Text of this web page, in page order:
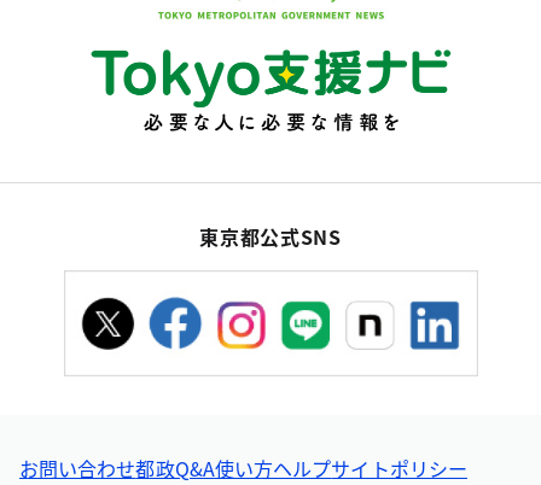
東京都公式SNS
お問い合わせ都政Q&A使い方ヘルプサイトポリシー